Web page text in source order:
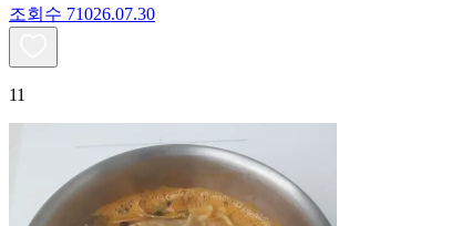
조회수 71026.07.30
11